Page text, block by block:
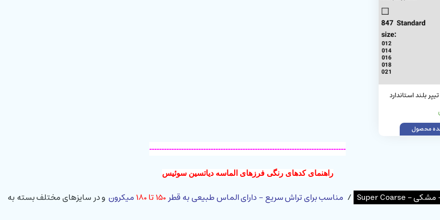
847 فرز الماسه تیپر بلند استاندارد
محصول
--------------------------------------------------------------------------------
راهنمای کدهای رنگی فرزهای الماسه دیاتسین سوئیس
/ مناسب برای تراش سریع - دارای الماس طبیعی به قطر 150 تا 180 میکرونو در سایزهای مختلف بسته به